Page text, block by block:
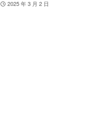
2025 年 3 月 2 日